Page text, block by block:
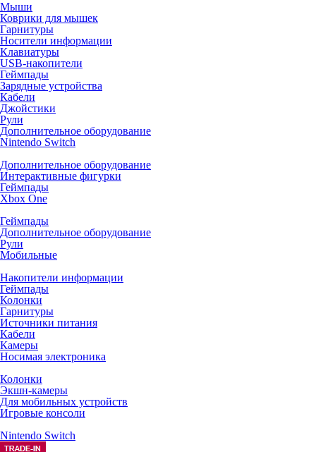
Мыши
Коврики для мышек
Гарнитуры
Носители информации
Клавиатуры
USB-накопители
Геймпады
Зарядные устройства
Кабели
Джойстики
Рули
Дополнительное оборудование
Nintendo Switch
Дополнительное оборудование
Интерактивные фигурки
Геймпады
Xbox One
Геймпады
Дополнительное оборудование
Рули
Мобильные
Накопители информации
Геймпады
Колонки
Гарнитуры
Источники питания
Кабели
Камеры
Носимая электроника
Колонки
Экшн-камеры
Для мобильных устройств
Игровые консоли
Nintendo Switch